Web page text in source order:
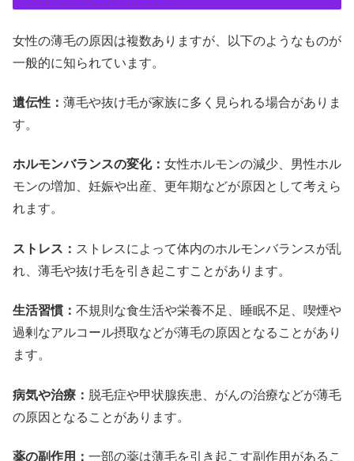
女性の薄毛の原因は複数ありますが、以下のようなものが
一般的に知られています。
遺伝性： 薄毛や抜け毛が家族に多く見られる場合がありま
す。
ホルモンバランスの変化： 女性ホルモンの減少、男性ホル
モンの増加、妊娠や出産、更年期などが原因として考えら
れます。
ストレス： ストレスによって体内のホルモンバランスが乱
れ、薄毛や抜け毛を引き起こすことがあります。
生活習慣： 不規則な食生活や栄養不足、睡眠不足、喫煙や
過剰なアルコール摂取などが薄毛の原因となることがあり
ます。
病気や治療： 脱毛症や甲状腺疾患、がんの治療などが薄毛
の原因となることがあります。
薬の副作用： 一部の薬は薄毛を引き起こす副作用があるこ